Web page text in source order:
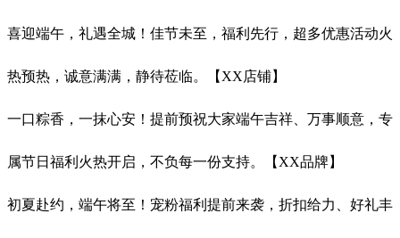
喜迎端午，礼遇全城！佳节未至，福利先行，超多优惠活动火
热预热，诚意满满，静待莅临。【XX店铺】
一口粽香，一抹心安！提前预祝大家端午吉祥、万事顺意，专
属节日福利火热开启，不负每一份支持。【XX品牌】
初夏赴约，端午将至！宠粉福利提前来袭，折扣给力、好礼丰